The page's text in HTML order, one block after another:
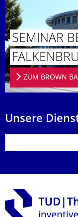
SEMINAR
ZUM BROWN
Unsere